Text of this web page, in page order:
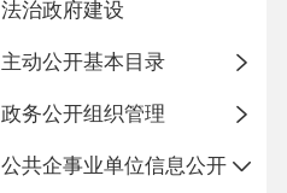
法治政府建设
主动公开基本目录
政务公开组织管理
公共企事业单位信息公开